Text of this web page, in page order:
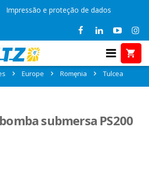
Impressão e proteção de dados
Tulcea, Romęnia
Europe Romęnia Tulcea
submersa PS200